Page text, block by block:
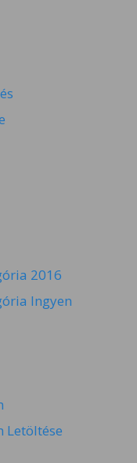
2016
Ingyen
Letöltése